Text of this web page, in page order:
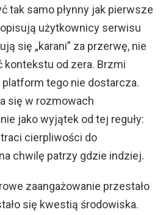
tak samo płynny jak pierwsze
opisują użytkownicy serwisu
się „karani” za przerwę, nie
od zera. Brzmi
tego nie dostarcza.
się w rozmowach
jako wyjątek od tej reguły:
cierpliwości do
chwilę patrzy gdzie indziej.
zaangażowanie przestało
się kwestią środowiska.